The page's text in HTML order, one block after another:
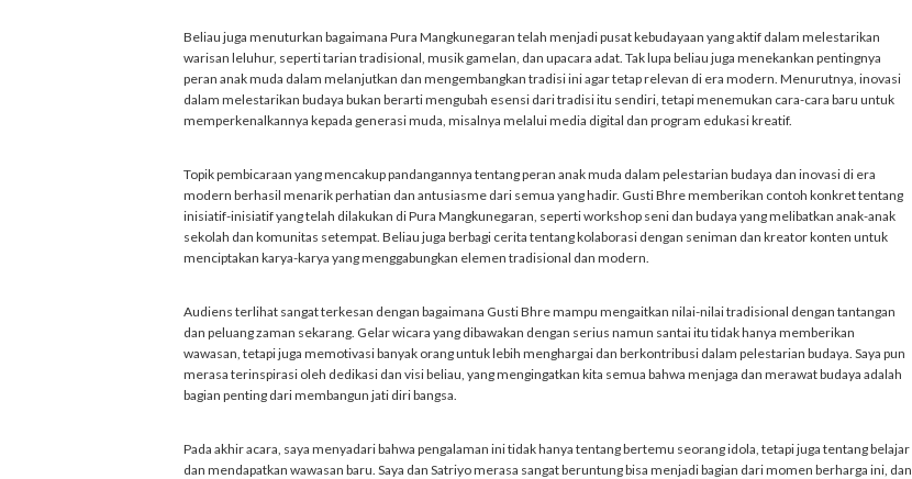
Beliau juga menuturkan bagaimana Pura Mangkunegaran telah menjadi pusat kebudayaan yang aktif dalam melestarikan
warisan leluhur, seperti tarian tradisional, musik gamelan, dan upacara adat. Tak lupa beliau juga menekankan pentingnya
peran anak muda dalam melanjutkan dan mengembangkan tradisi ini agar tetap relevan di era modern. Menurutnya, inovasi
dalam melestarikan budaya bukan berarti mengubah esensi dari tradisi itu sendiri, tetapi menemukan cara-cara baru untuk
memperkenalkannya kepada generasi muda, misalnya melalui media digital dan program edukasi kreatif.
Topik pembicaraan yang mencakup pandangannya tentang peran anak muda dalam pelestarian budaya dan inovasi di era
modern berhasil menarik perhatian dan antusiasme dari semua yang hadir. Gusti Bhre memberikan contoh konkret tentang
inisiatif-inisiatif yang telah dilakukan di Pura Mangkunegaran, seperti workshop seni dan budaya yang melibatkan anak-anak
sekolah dan komunitas setempat. Beliau juga berbagi cerita tentang kolaborasi dengan seniman dan kreator konten untuk
menciptakan karya-karya yang menggabungkan elemen tradisional dan modern.
Audiens terlihat sangat terkesan dengan bagaimana Gusti Bhre mampu mengaitkan nilai-nilai tradisional dengan tantangan
dan peluang zaman sekarang. Gelar wicara yang dibawakan dengan serius namun santai itu tidak hanya memberikan
wawasan, tetapi juga memotivasi banyak orang untuk lebih menghargai dan berkontribusi dalam pelestarian budaya. Saya pun
merasa terinspirasi oleh dedikasi dan visi beliau, yang mengingatkan kita semua bahwa menjaga dan merawat budaya adalah
bagian penting dari membangun jati diri bangsa.
Pada akhir acara, saya menyadari bahwa pengalaman ini tidak hanya tentang bertemu seorang idola, tetapi juga tentang belajar
dan mendapatkan wawasan baru. Saya dan Satriyo merasa sangat beruntung bisa menjadi bagian dari momen berharga ini, dan